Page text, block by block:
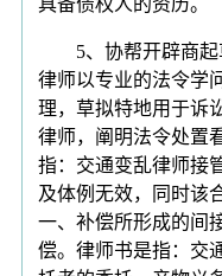
5、协帮开辟商起
律师以专业的法令学
理，草拟特地用于诉
律师，阐明法令处置
指：交通变乱律师接
及体例无效，同时该
一、补偿所形成的间
偿。律师书是指：交